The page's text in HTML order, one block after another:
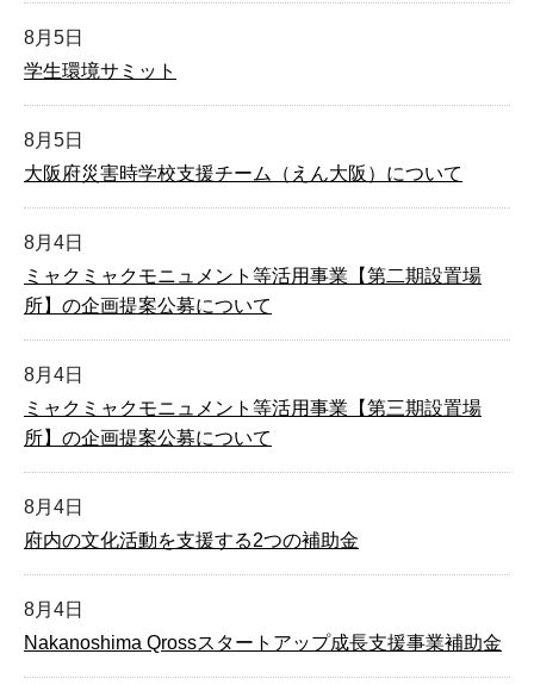
8月5日
学生環境サミット
8月5日
大阪府災害時学校支援チーム（えん大阪）について
8月4日
ミャクミャクモニュメント等活用事業【第二期設置場
所】の企画提案公募について
8月4日
ミャクミャクモニュメント等活用事業【第三期設置場
所】の企画提案公募について
8月4日
府内の文化活動を支援する2つの補助金
8月4日
Nakanoshima Qrossスタートアップ成長支援事業補助金